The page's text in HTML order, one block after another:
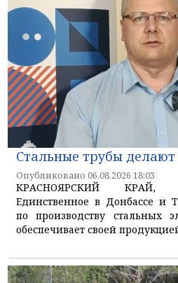
Стальные трубы делают
Опубликовано 06.08.2026 18:03
КРАСНОЯРСКИЙ КРАЙ, /
Единственное в Донбассе и
по производству стальных
обеспечивает своей